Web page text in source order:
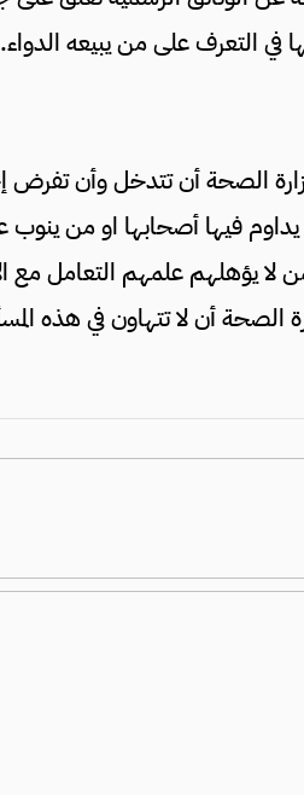
في التعرف على من يبيعه
الصحة أن تتدخل وأن
فيها أصحابها او من
يؤهلهم علمهم التعامل مع
أن لا تتهاون في هذه